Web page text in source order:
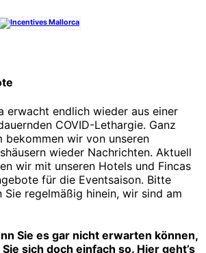
erwacht endlich wieder aus einer
COVID-Lethargie. Ganz
bekommen wir von unseren
wieder Nachrichten. Aktuell
wir mit unseren Hotels und Fincas
für die Eventsaison. Bitte
Sie regelmäßig hinein, wir sind am
Sie es gar nicht erwarten können,
sich doch einfach so. Hier geht’s